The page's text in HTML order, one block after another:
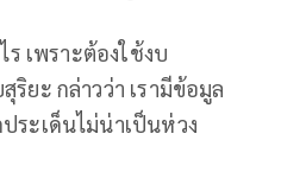
ร เพราะต้องใช้งบ
ยะ กล่าวว่า เรามีข้อมูล
ระเด็นไม่น่าเป็นห่วง